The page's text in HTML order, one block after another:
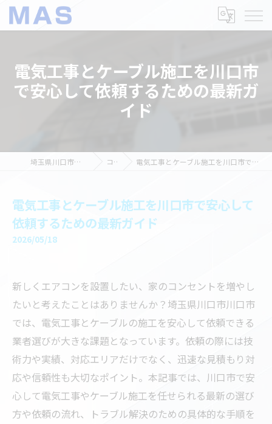
電気工事とケーブル施工を川口市
で安心して依頼するための最新ガ
イド
埼玉県川口市の電気工事ならMAS コラム 電気工事とケーブル施工を川口市で安心して依頼するための最新ガイド
電気工事とケーブル施工を川口市で安心して
依頼するための最新ガイド
2026/05/18
新しくエアコンを設置したい、家のコンセントを増やし
たいと考えたことはありませんか？埼玉県川口市川口市
では、電気工事とケーブルの施工を安心して依頼できる
業者選びが大きな課題となっています。依頼の際には技
術力や実績、対応エリアだけでなく、迅速な見積もり対
応や信頼性も大切なポイント。本記事では、川口市で安
心して電気工事やケーブル施工を任せられる最新の選び
方や依頼の流れ、トラブル解決のための具体的な手順を